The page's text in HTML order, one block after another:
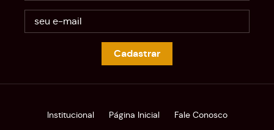
Cadastrar
Institucional Página Inicial Fale Conosco